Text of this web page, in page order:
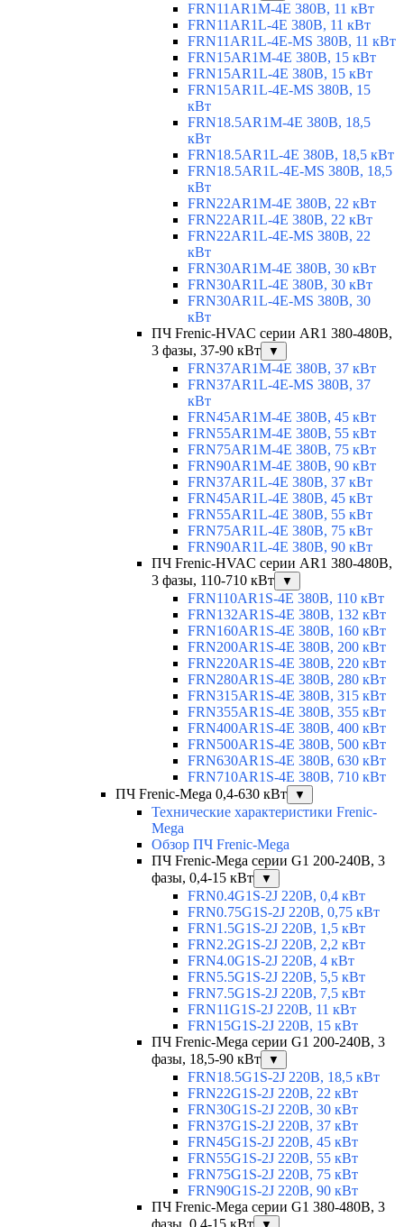
FRN11AR1M-4E 380В, 11 кВт
FRN11AR1L-4E 380В, 11 кВт
FRN11AR1L-4E-MS 380В, 11 кВт
FRN15AR1M-4E 380В, 15 кВт
FRN15AR1L-4E 380В, 15 кВт
FRN15AR1L-4E-MS 380В, 15
кВт
FRN18.5AR1M-4E 380В, 18,5
кВт
FRN18.5AR1L-4E 380В, 18,5 кВт
FRN18.5AR1L-4E-MS 380В, 18,5
кВт
FRN22AR1M-4E 380В, 22 кВт
FRN22AR1L-4E 380В, 22 кВт
FRN22AR1L-4E-MS 380В, 22
кВт
FRN30AR1M-4E 380В, 30 кВт
FRN30AR1L-4E 380В, 30 кВт
FRN30AR1L-4E-MS 380В, 30
кВт
ПЧ Frenic-HVAC серии AR1 380-480В,
3 фазы, 37-90 кВт
▼
FRN37AR1M-4E 380В, 37 кВт
FRN37AR1L-4E-MS 380В, 37
кВт
FRN45AR1M-4E 380В, 45 кВт
FRN55AR1M-4E 380В, 55 кВт
FRN75AR1M-4E 380В, 75 кВт
FRN90AR1M-4E 380В, 90 кВт
FRN37AR1L-4E 380В, 37 кВт
FRN45AR1L-4E 380В, 45 кВт
FRN55AR1L-4E 380В, 55 кВт
FRN75AR1L-4E 380В, 75 кВт
FRN90AR1L-4E 380В, 90 кВт
ПЧ Frenic-HVAC серии AR1 380-480В,
3 фазы, 110-710 кВт
▼
FRN110AR1S-4E 380В, 110 кВт
FRN132AR1S-4E 380В, 132 кВт
FRN160AR1S-4E 380В, 160 кВт
FRN200AR1S-4E 380В, 200 кВт
FRN220AR1S-4E 380В, 220 кВт
FRN280AR1S-4E 380В, 280 кВт
FRN315AR1S-4E 380В, 315 кВт
FRN355AR1S-4E 380В, 355 кВт
FRN400AR1S-4E 380В, 400 кВт
FRN500AR1S-4E 380В, 500 кВт
FRN630AR1S-4E 380В, 630 кВт
FRN710AR1S-4E 380В, 710 кВт
ПЧ Frenic-Mega 0,4-630 кВт
▼
Технические характеристики Frenic-
Mega
Обзор ПЧ Frenic-Mega
ПЧ Frenic-Mega серии G1 200-240В, 3
фазы, 0,4-15 кВт
▼
FRN0.4G1S-2J 220В, 0,4 кВт
FRN0.75G1S-2J 220В, 0,75 кВт
FRN1.5G1S-2J 220В, 1,5 кВт
FRN2.2G1S-2J 220В, 2,2 кВт
FRN4.0G1S-2J 220В, 4 кВт
FRN5.5G1S-2J 220В, 5,5 кВт
FRN7.5G1S-2J 220В, 7,5 кВт
FRN11G1S-2J 220В, 11 кВт
FRN15G1S-2J 220В, 15 кВт
ПЧ Frenic-Mega серии G1 200-240В, 3
фазы, 18,5-90 кВт
▼
FRN18.5G1S-2J 220В, 18,5 кВт
FRN22G1S-2J 220В, 22 кВт
FRN30G1S-2J 220В, 30 кВт
FRN37G1S-2J 220В, 37 кВт
FRN45G1S-2J 220В, 45 кВт
FRN55G1S-2J 220В, 55 кВт
FRN75G1S-2J 220В, 75 кВт
FRN90G1S-2J 220В, 90 кВт
ПЧ Frenic-Mega серии G1 380-480В, 3